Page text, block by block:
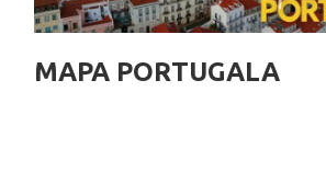
MAPA PORTUGALA